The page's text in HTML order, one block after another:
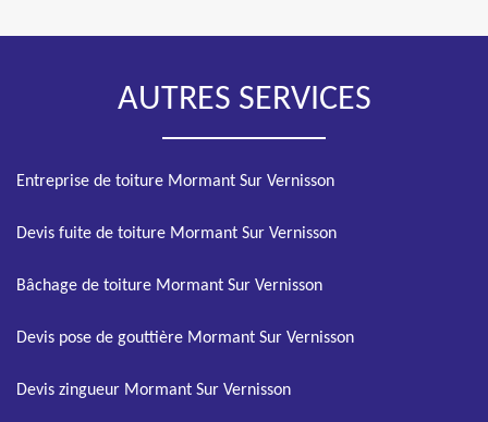
AUTRES SERVICES
Entreprise de toiture Mormant Sur Vernisson
Devis fuite de toiture Mormant Sur Vernisson
Bâchage de toiture Mormant Sur Vernisson
Devis pose de gouttière Mormant Sur Vernisson
Devis zingueur Mormant Sur Vernisson